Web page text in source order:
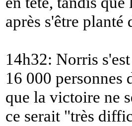
après s'être planté
14h32: Norris
16 000 personnes
que la victoire ne
ce serait "très